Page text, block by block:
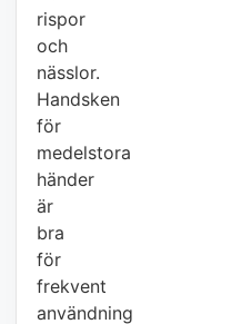
rispor
och
nässlor.
Handsken
för
medelstora
händer
är
bra
för
frekvent
användning